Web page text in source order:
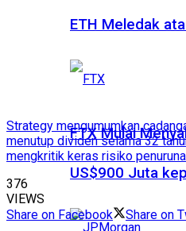
ETH Meledak
FTX Mulai
US$900 Juta
Strategy mengumumkan
menutup dividen selama 32
mengkritik keras risiko
376
VIEWS
Share on Facebook
Share on